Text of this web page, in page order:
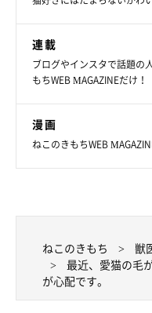
連載
ブログやインスタで話題の
もちWEB MAGAZINEだけ！
漫画
ねこのきもちWEB
ねこのきもち 獣
最近、愛猫の毛
が心配です。